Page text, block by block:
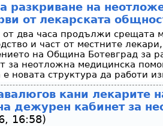
разкриване на
от лекарската
от два часа продължи срещата
и част от местните
на Община Ботевград за
за неотложна медицинска
е новата структура да работи
кани лекарите
дежурен кабинет за
16:58)